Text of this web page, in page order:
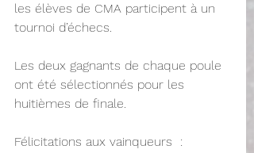
les élèves de CMA participent à un
tournoi d’échecs.
Les deux gagnants de chaque poule
ont été sélectionnés pour les
huitièmes de finale.
Félicitations aux vainqueurs  :